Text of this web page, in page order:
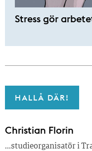
Stress gör
HALLÅ DÄR!
Christian Florin
…studieorganisatör i